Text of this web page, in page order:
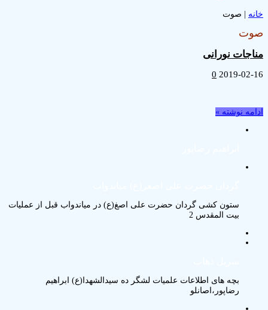
خانه صوت
صوت
مناجات نورانی
2019-02-16
0
ادامه نوشته »
ستون کشی گردان حضرت علی اصغ(ع) در میاندواب قبل از عملیات
بیت المقدس 2
بچه های اطلاعات علمیات لشگر ده سیدالشهدا(ع) ابراهیم
رضاپور،اصانلو